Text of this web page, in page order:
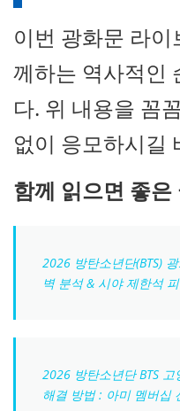
이번 광화문 라이
께하는 역사적인
다. 위 내용을 꼼
없이 응모하시길
함께 읽으면 좋은
2026 방탄소년단(BTS)
벽 분석 & 시야 제한석
2026 방탄소년단 BTS
해결 방법 : 아미 멤버십